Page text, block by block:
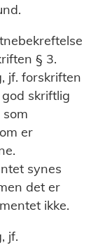
§ 3.
jf. forskriften
skriftlig
er
synes
det er
ikke.
jf.